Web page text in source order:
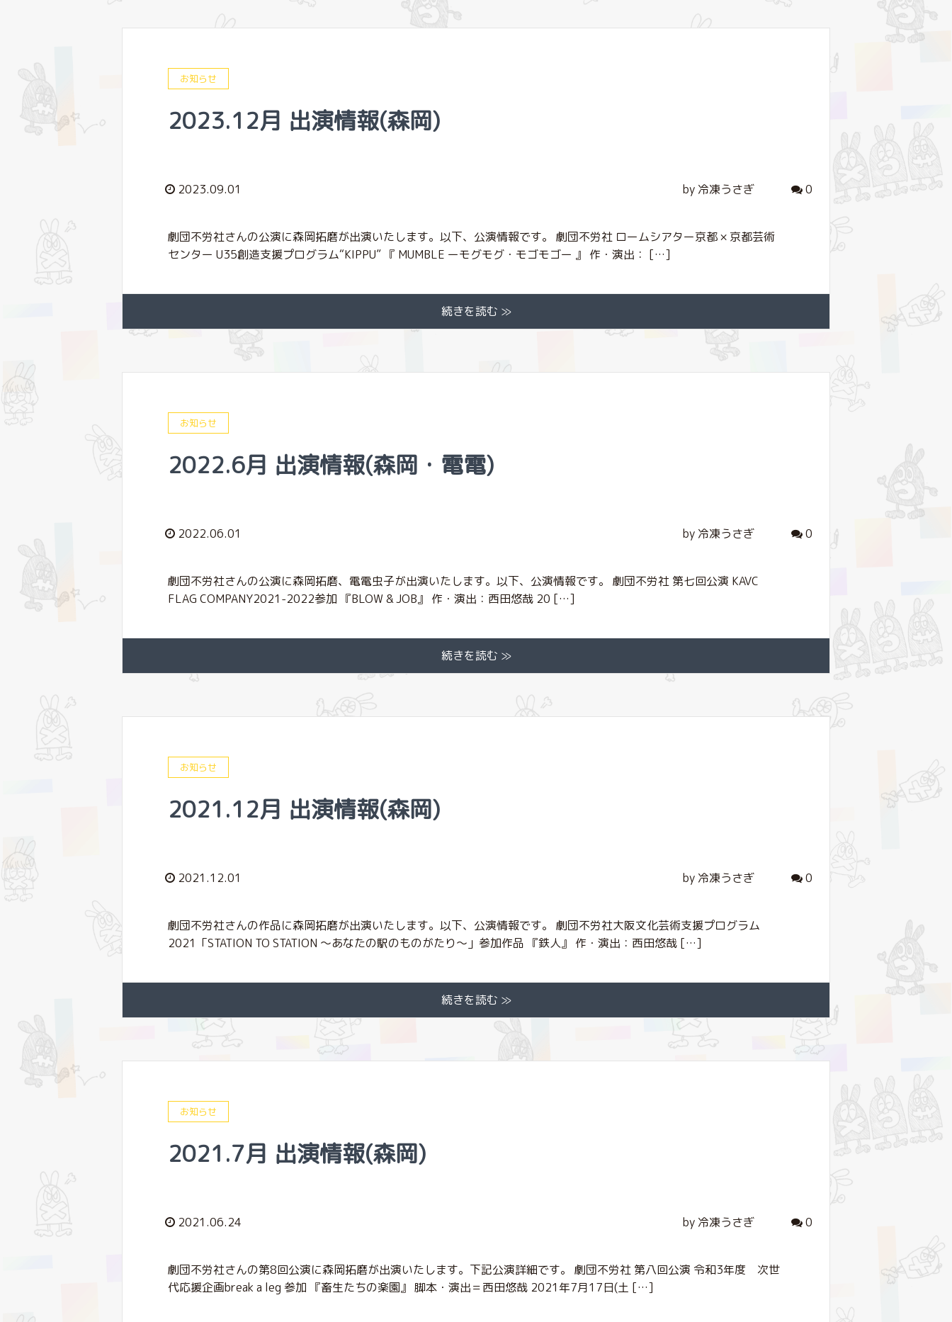
お知らせ
2023.12月 出演情報(森岡)
2023.09.01 by 冷凍うさぎ 0
劇団不労社さんの公演に森岡拓磨が出演いたします。以下、公演情報です。 劇団不労社 ロームシアター京都 × 京都芸術
センター U35創造⽀援プログラム“KIPPU” 『 MUMBLE ーモグモグ・モゴモゴー 』 作・演出： […]
続きを読む ≫
お知らせ
2022.6月 出演情報(森岡・電電)
2022.06.01 by 冷凍うさぎ 0
劇団不労社さんの公演に森岡拓磨、電電虫子が出演いたします。以下、公演情報です。 劇団不労社 第七回公演 KAVC
FLAG COMPANY2021-2022参加 『BLOW & JOB』 作・演出：⻄⽥悠哉 20 […]
続きを読む ≫
お知らせ
2021.12月 出演情報(森岡)
2021.12.01 by 冷凍うさぎ 0
劇団不労社さんの作品に森岡拓磨が出演いたします。以下、公演情報です。 劇団不労社大阪文化芸術支援プログラム
2021「STATION TO STATION ～あなたの駅のものがたり〜」参加作品 『鉄人』 作・演出：⻄⽥悠哉 […]
続きを読む ≫
お知らせ
2021.7月 出演情報(森岡)
2021.06.24 by 冷凍うさぎ 0
劇団不労社さんの第8回公演に森岡拓磨が出演いたします。下記公演詳細です。 劇団不労社 第八回公演 令和3年度 次世
代応援企画break a leg 参加 『畜生たちの楽園』 脚本・演出＝西田悠哉 2021年7月17日(土 […]